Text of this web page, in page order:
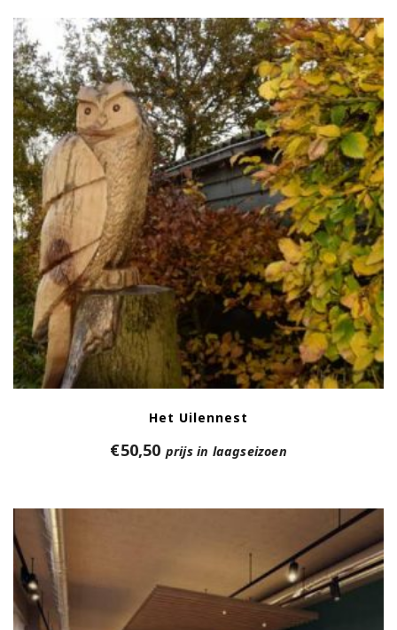
Het Uilennest
€50,50 prijs in laagseizoen